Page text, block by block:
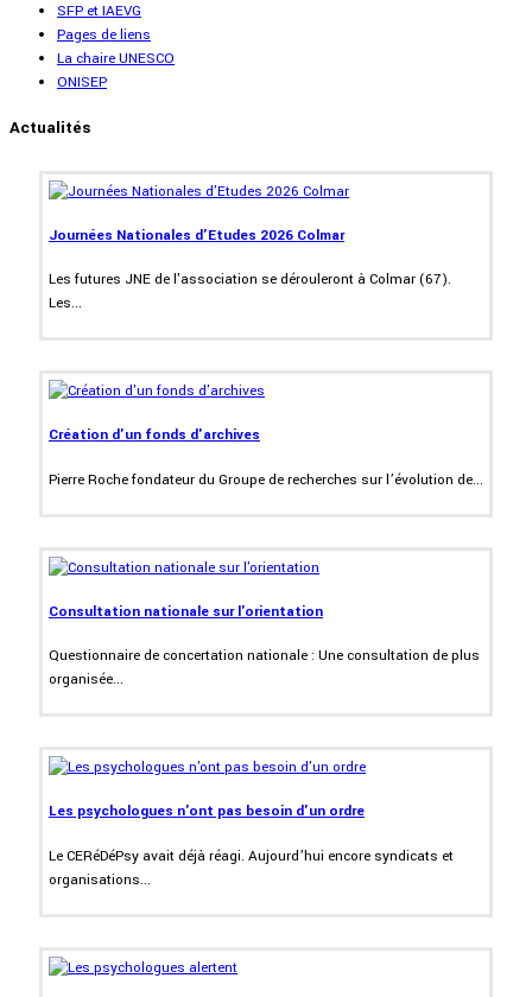
SFP et IAEVG
Pages de liens
La chaire UNESCO
ONISEP
Actualités
Journées Nationales d'Etudes 2026 Colmar
Les futures JNE de l'association se dérouleront à Colmar (67).
Les...
Création d'un fonds d'archives
Pierre Roche fondateur du Groupe de recherches sur l’évolution de...
Consultation nationale sur l'orientation
Questionnaire de concertation nationale : Une consultation de plus
organisée...
Les psychologues n'ont pas besoin d'un ordre
Le CERéDéPsy avait déjà réagi. Aujourd’hui encore syndicats et
organisations...